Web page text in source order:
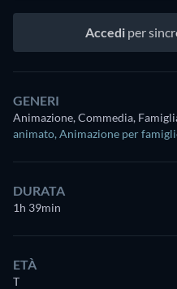
Accedi per
GENERI
Animazione, Commedia,
animato, Animazione per
DURATA
1h 39min
ETÀ
T